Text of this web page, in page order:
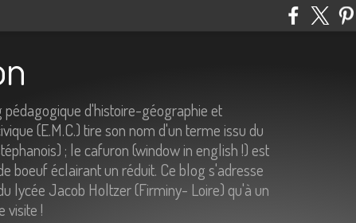
d'histoire-géographie et
(E.M.C.) tire son nom d'un terme issu du
; le cafuron (window in english !) est
boeuf éclairant un réduit. Ce blog s'adresse
lycée Jacob Holtzer (Firminy- Loire) qu'à un
visite !